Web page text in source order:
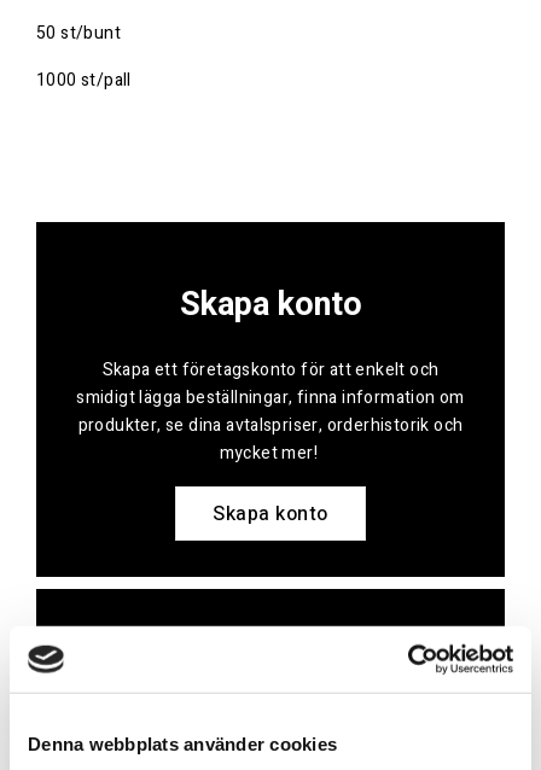
Denna webbplats använder cookies
50 st/bunt
1000 st/pall
Skapa konto
Skapa ett företagskonto för att enkelt och
smidigt lägga beställningar, finna information om
produkter, se dina avtalspriser, orderhistorik och
mycket mer!
Skapa konto
Har du frågor eller behöver hjälp?